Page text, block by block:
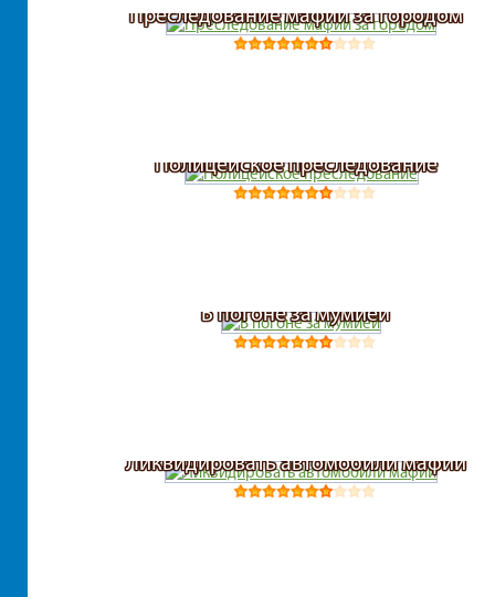
Преследование мафии за городом
Полицейское преследование
В погоне за мумией
Ликвидировать автомобили мафии